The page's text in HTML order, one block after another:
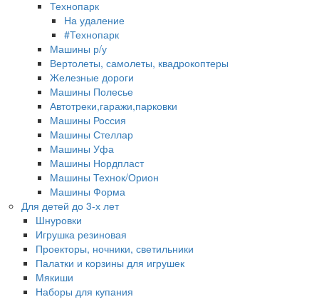
Технопарк
На удаление
#Технопарк
Машины р/у
Вертолеты, самолеты, квадрокоптеры
Железные дороги
Машины Полесье
Автотреки,гаражи,парковки
Машины Россия
Машины Стеллар
Машины Уфа
Машины Нордпласт
Машины Технок/Орион
Машины Форма
Для детей до 3-х лет
Шнуровки
Игрушка резиновая
Проекторы, ночники, светильники
Палатки и корзины для игрушек
Мякиши
Наборы для купания